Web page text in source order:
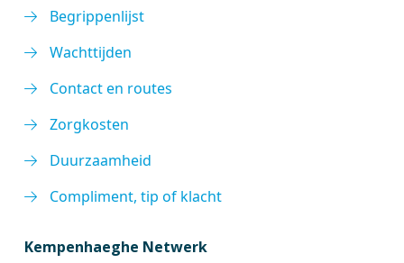
Begrippenlijst
Wachttijden
Contact en routes
Zorgkosten
Duurzaamheid
Compliment, tip of klacht
Kempenhaeghe Netwerk